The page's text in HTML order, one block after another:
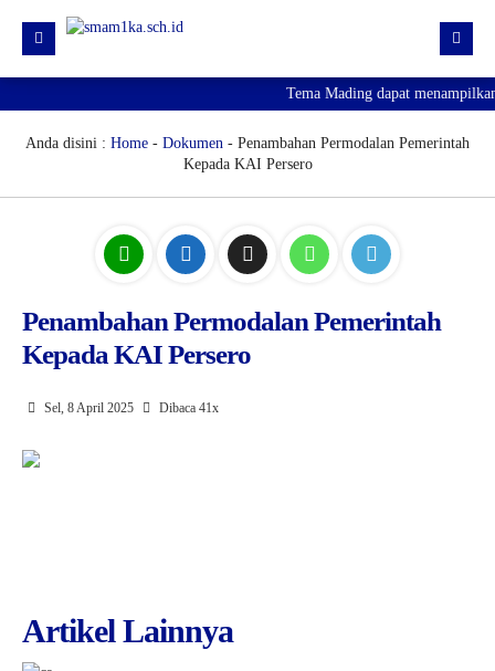
PROFIL
KESISWAAN
PJJ
Tema Mading dapat
Anda disini : Home - Dokumen - Penambahan Permodalan Pemerintah
Kepada KAI Persero
Penambahan Permodalan Pemerintah
Kepada KAI Persero
Sel, 8 April 2025 Dibaca 41x
Artikel Lainnya